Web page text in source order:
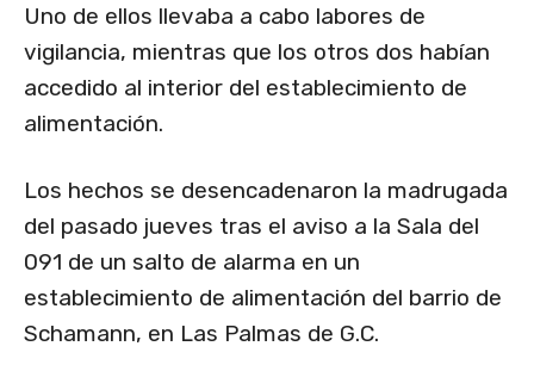
Uno de ellos llevaba a cabo labores de
vigilancia, mientras que los otros dos habían
accedido al interior del establecimiento de
alimentación.
Los hechos se desencadenaron la madrugada
del pasado jueves tras el aviso a la Sala del
091 de un salto de alarma en un
establecimiento de alimentación del barrio de
Schamann, en Las Palmas de G.C.